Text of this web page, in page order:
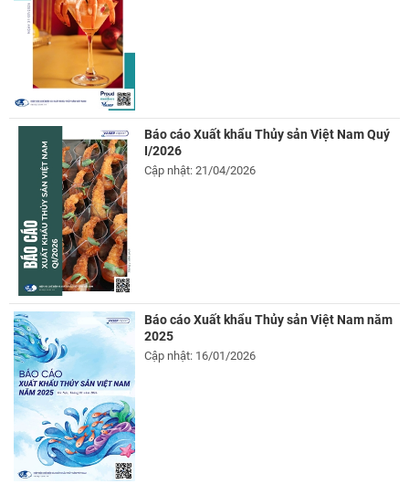
Báo cáo Xuất khẩu Thủy sản Việt Nam Quý
I/2026
Cập nhật: 21/04/2026
Báo cáo Xuất khẩu Thủy sản Việt Nam năm
2025
Cập nhật: 16/01/2026